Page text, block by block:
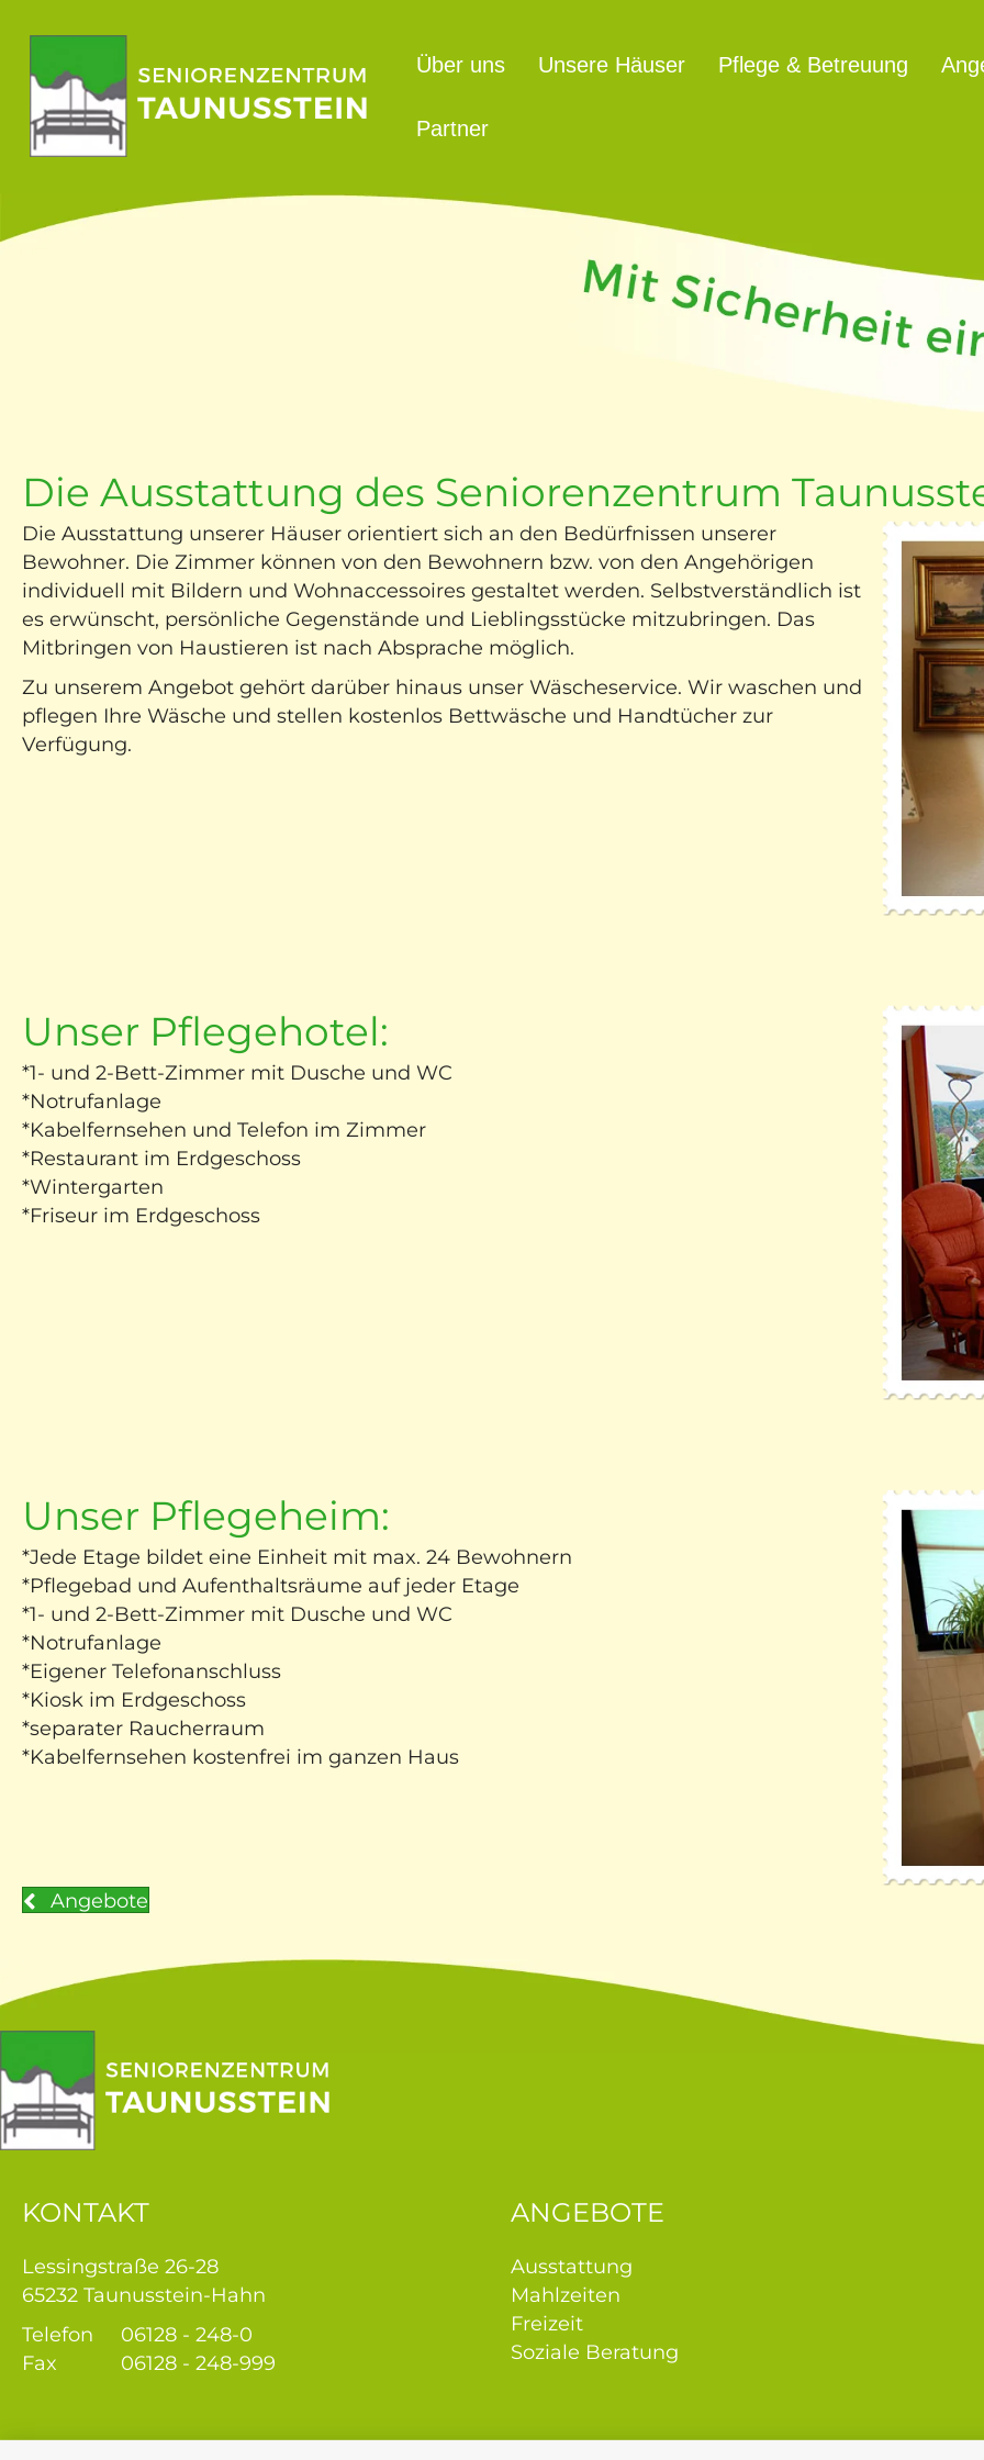
Über uns Unsere Häuser Pflege & Betreuung
Partner
Die Ausstattung des Seniorenzentrum
Die Ausstattung unserer Häuser orientiert sich an den Bedürfnissen unserer
Bewohner. Die Zimmer können von den Bewohnern bzw. von den Angehörigen
individuell mit Bildern und Wohnaccessoires gestaltet werden. Selbstverständlich ist
es erwünscht, persönliche Gegenstände und Lieblingsstücke mitzubringen. Das
Mitbringen von Haustieren ist nach Absprache möglich.
Zu unserem Angebot gehört darüber hinaus unser Wäscheservice. Wir waschen und
pflegen Ihre Wäsche und stellen kostenlos Bettwäsche und Handtücher zur
Verfügung.
Unser Pflegehotel:
*1- und 2-Bett-Zimmer mit Dusche und WC
*Notrufanlage
*Kabelfernsehen und Telefon im Zimmer
*Restaurant im Erdgeschoss
*Wintergarten
*Friseur im Erdgeschoss
Unser Pflegeheim:
*Jede Etage bildet eine Einheit mit max. 24 Bewohnern
*Pflegebad und Aufenthaltsräume auf jeder Etage
*1- und 2-Bett-Zimmer mit Dusche und WC
*Notrufanlage
*Eigener Telefonanschluss
*Kiosk im Erdgeschoss
*separater Raucherraum
*Kabelfernsehen kostenfrei im ganzen Haus
Angebote
KONTAKT
Lessingstraße 26-28
65232 Taunusstein-Hahn
Telefon
06128 - 248-0
Fax
06128 - 248-999
ANGEBOTE
Ausstattung
Mahlzeiten
Freizeit
Soziale Beratung
uns
&